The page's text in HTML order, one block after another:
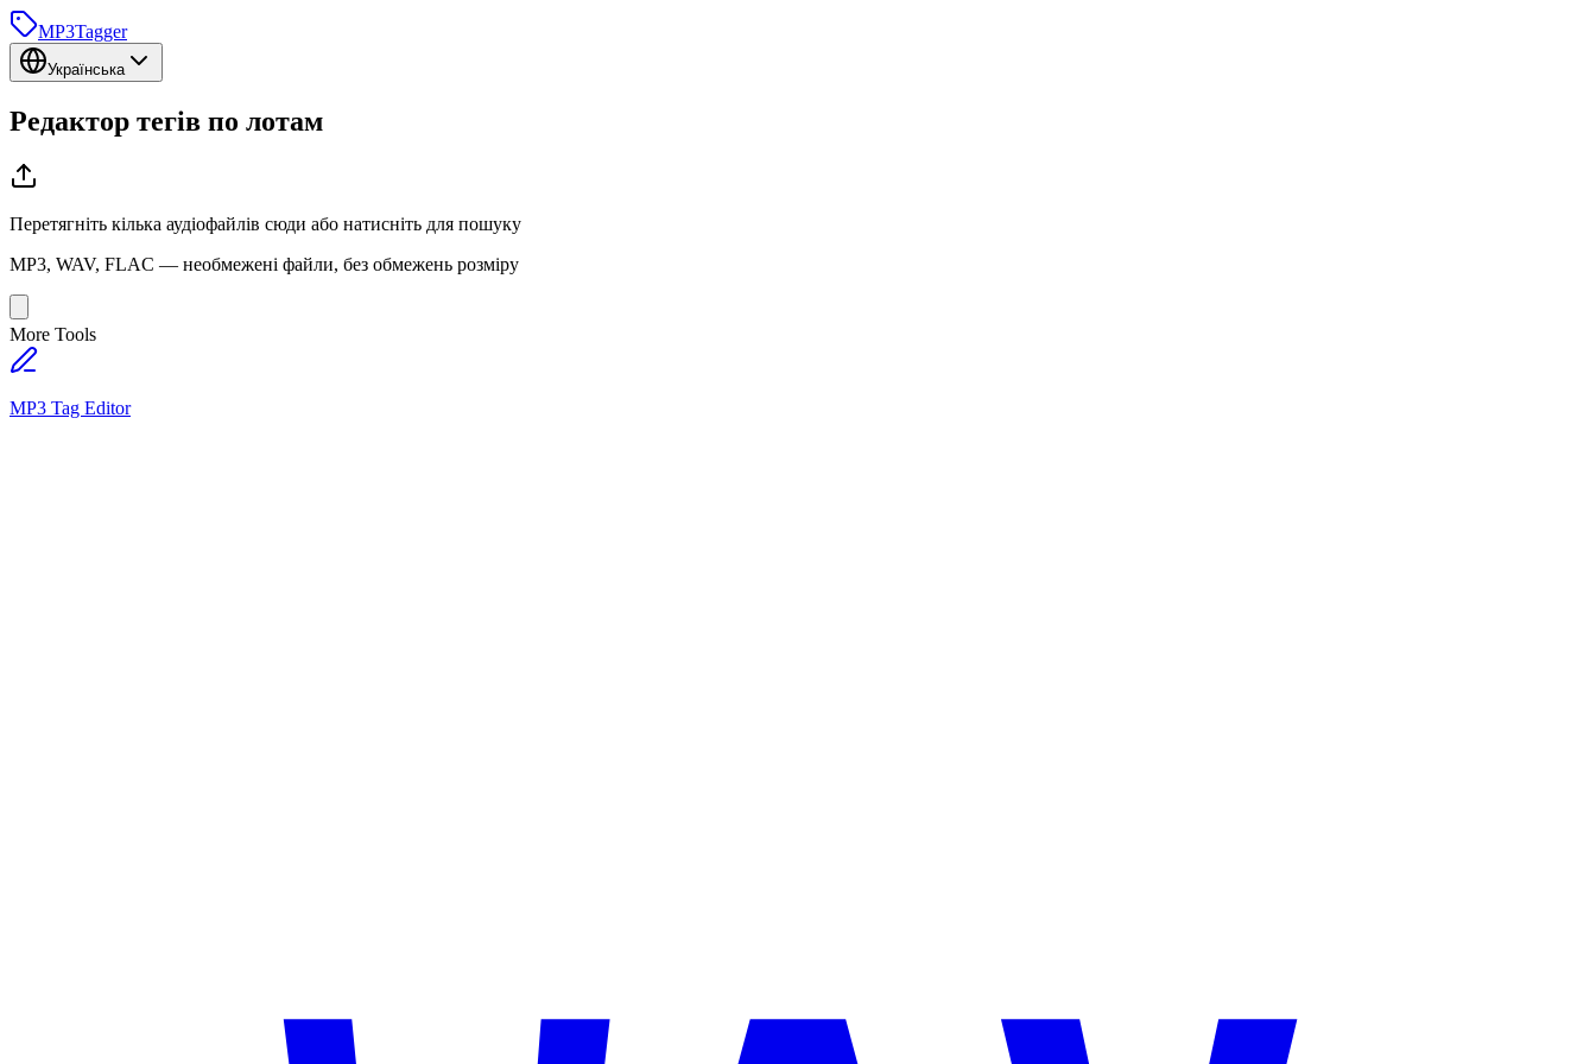
MP3Tagger
Українська
Редактор тегів по лотам
Перетягніть кілька аудіофайлів сюди або натисніть для пошуку
MP3, WAV, FLAC — необмежені файли, без обмежень розміру
More Tools
MP3 Tag Editor